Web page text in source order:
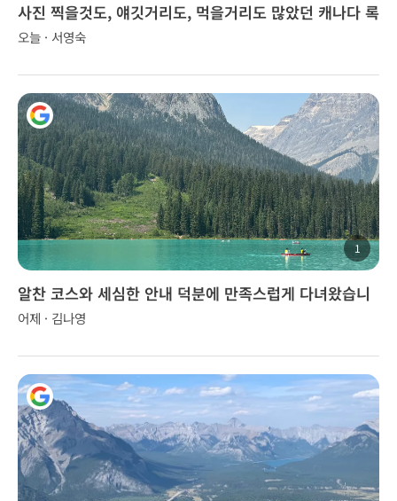
사진 찍을것도, 얘깃거리도, 먹을거리도 많았던 캐나다 록
키 투어..
오늘 · 서영숙
1
알찬 코스와 세심한 안내 덕분에 만족스럽게 다녀왔습니
다.
어제 · 김나영